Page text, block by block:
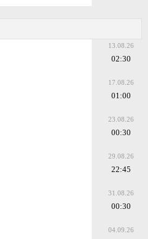
13.08.26
02:30
17.08.26
01:00
23.08.26
00:30
29.08.26
22:45
31.08.26
00:30
04.09.26